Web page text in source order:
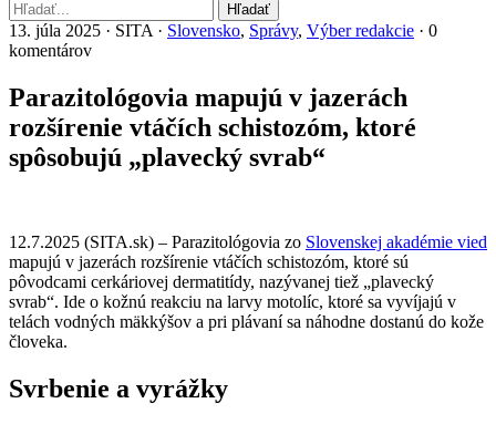
Hľadať
13. júla 2025 · SITA · Slovensko, Správy, Výber redakcie · 0
komentárov
Parazitológovia mapujú v jazerách
rozšírenie vtáčích schistozóm, ktoré
spôsobujú „plavecký svrab“
12.7.2025 (SITA.sk) – Parazitológovia zo Slovenskej akadémie vied
mapujú v jazerách rozšírenie vtáčích schistozóm, ktoré sú
pôvodcami cerkáriovej dermatitídy, nazývanej tiež „plavecký
svrab“. Ide o kožnú reakciu na larvy motolíc, ktoré sa vyvíjajú v
telách vodných mäkkýšov a pri plávaní sa náhodne dostanú do kože
človeka.
Svrbenie a vyrážky